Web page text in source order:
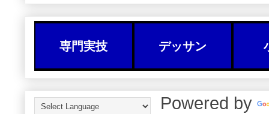
専門実技 デッサン
Powered by